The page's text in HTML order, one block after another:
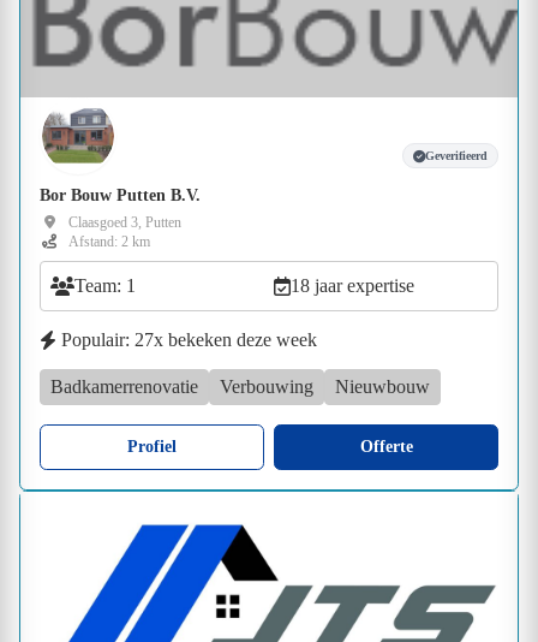
Geverifieerd
Bor Bouw Putten B.V.
Claasgoed 3, Putten
Afstand: 2 km
Team: 1 18 jaar expertise
Populair: 27x bekeken deze week
Badkamerrenovatie Verbouwing Nieuwbouw
Profiel Offerte